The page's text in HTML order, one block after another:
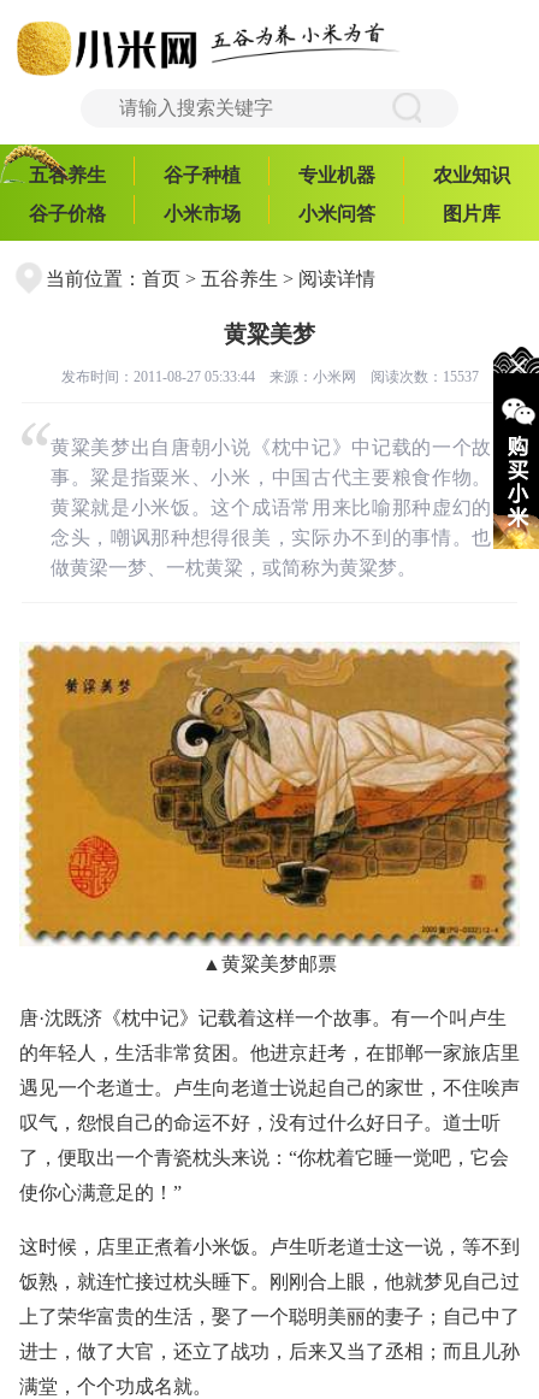
五谷养生 谷子种植 专业机器
农业知识
谷子价格
小米市场 小米问答 图片库
当前位置： 首页> 五谷养生 > 阅读详情
黄粱美梦
发布时间：2011-08-27 05:33:44 来源： 小米网 阅读次数：15537
黄粱美梦出自唐朝小说《枕中记》中记载的一个故
事。粱是指粟米、小米，中国古代主要粮食作物。
黄粱就是小米饭。这个成语常用来比喻那种虚幻的
念头，嘲讽那种想得很美，实际办不到的事情。也
做黄梁一梦、一枕黄粱，或简称为黄粱梦。
▲黄粱美梦邮票
唐·沈既济《枕中记》记载着这样一个故事。有一个叫卢生
的年轻人，生活非常贫困。他进京赶考，在邯郸一家旅店里
遇见一个老道士。卢生向老道士说起自己的家世，不住唉声
叹气，怨恨自己的命运不好，没有过什么好日子。道士听
了，便取出一个青瓷枕头来说：“你枕着它睡一觉吧，它会
使你心满意足的！”
这时候，店里正煮着小米饭。卢生听老道士这一说，等不到
饭熟，就连忙接过枕头睡下。刚刚合上眼，他就梦见自己过
上了荣华富贵的生活，娶了一个聪明美丽的妻子；自己中了
进士，做了大官，还立了战功，后来又当了丞相；而且儿孙
满堂，个个功成名就。